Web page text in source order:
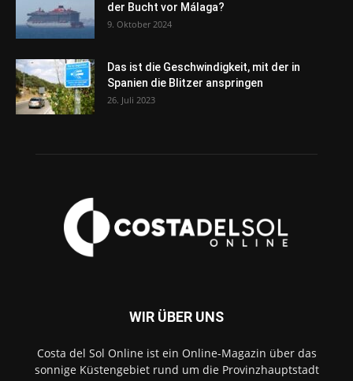
der Bucht vor Málaga?
9. Oktober 2024
Das ist die Geschwindigkeit, mit der in
Spanien die Blitzer anspringen
26. Juli 2023
WIR ÜBER UNS
Costa del Sol Online ist ein Online-Magazin über das
sonnige Küstengebiet rund um die Provinzhauptstadt